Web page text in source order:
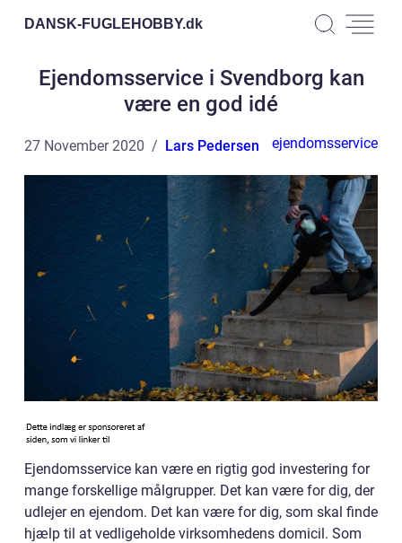
DANSK-FUGLEHOBBY.dk
Ejendomsservice i Svendborg kan
være en god idé
27 November 2020 Lars Pedersen ejendomsservice
Ejendomsservice kan være en rigtig god investering for
mange forskellige målgrupper. Det kan være for dig, der
udlejer en ejendom. Det kan være for dig, som skal finde
hjælp til at vedligeholde virksomhedens domicil. Som